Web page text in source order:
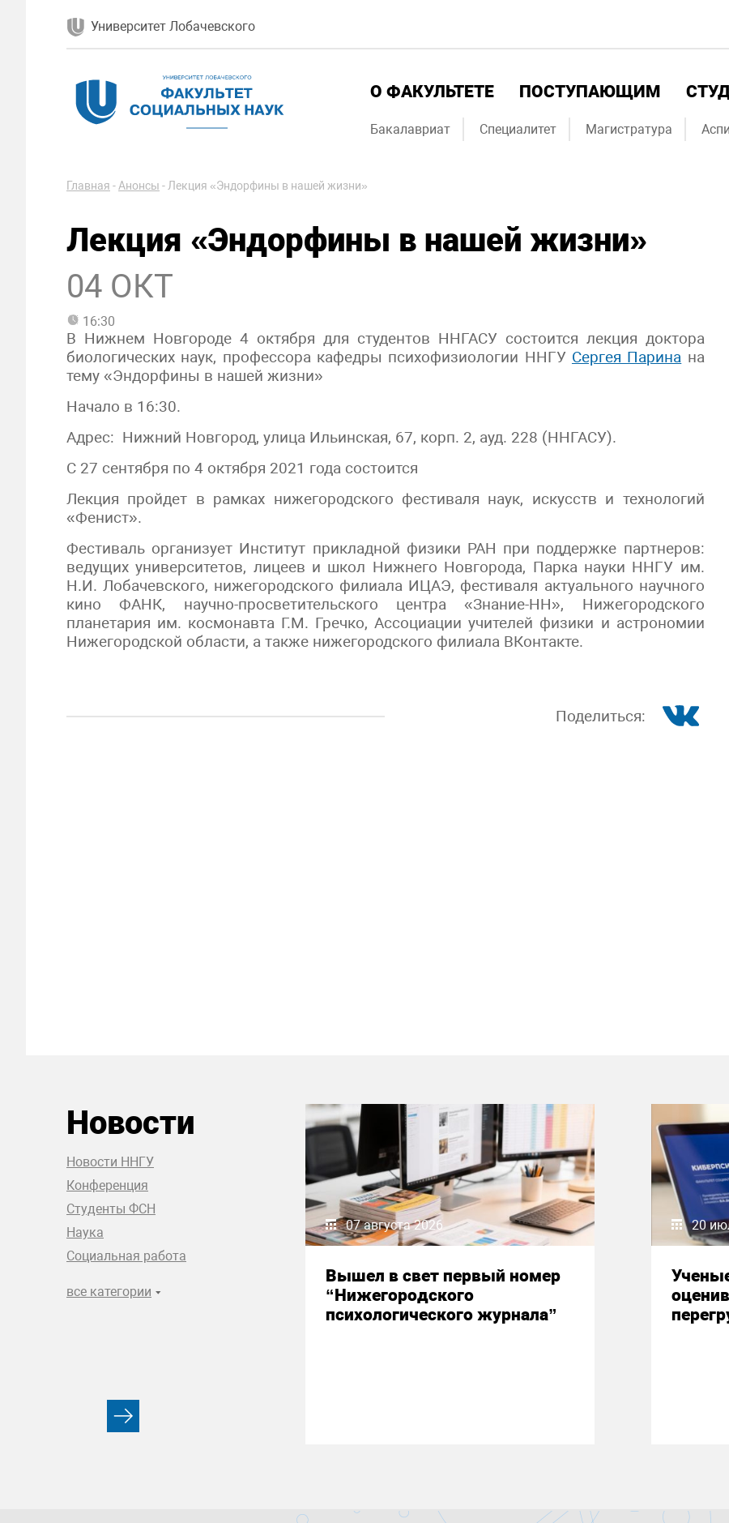
Университет Лобачевского
О ФАКУЛЬТЕТЕ ПОСТУПАЮЩИМ
Бакалавриат Специалитет Магистратура
Главная -Анонсы -Лекция «Эндорфины в нашей жизни»
Лекция «Эндорфины в нашей жизни»
04 ОКТ
16:30
В Нижнем Новгороде 4 октября для студентов ННГАСУ состоится лекция доктора
биологических наук, профессора кафедры психофизиологии ННГУ Сергея Парина на
тему «Эндорфины в нашей жизни»
Начало в 16:30.
Адрес: Нижний Новгород, улица Ильинская, 67, корп. 2, ауд. 228 (ННГАСУ).
С 27 сентября по 4 октября 2021 года состоится
Лекция пройдет в рамках нижегородского фестиваля наук, искусств и технологий
«Фенист».
Фестиваль организует Институт прикладной физики РАН при поддержке партнеров:
ведущих университетов, лицеев и школ Нижнего Новгорода, Парка науки ННГУ им.
Н.И. Лобачевского, нижегородского филиала ИЦАЭ, фестиваля актуального научного
кино ФАНК, научно-просветительского центра «Знание-НН», Нижегородского
планетария им. космонавта Г.М. Гречко, Ассоциации учителей физики и астрономии
Нижегородской области, а также нижегородского филиала ВКонтакте.
Поделиться:
Новости
Новости ННГУ
Конференция
Студенты ФСН
Наука
Социальная работа
все категории
07 августа 2026
Вышел в свет первый номер
“Нижегородского
психологического журнала”
20